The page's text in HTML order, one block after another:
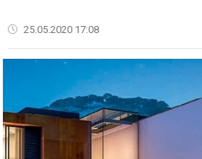
25.05.2020 17:08